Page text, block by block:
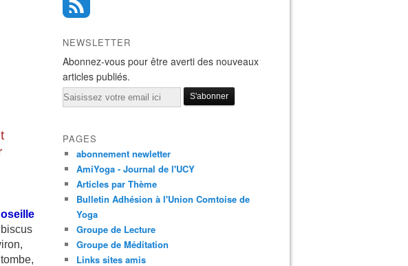
NEWSLETTER
Abonnez-vous pour être averti des nouveaux
articles publiés.
Email
PAGES
abonnement newletter
AmiYoga - Journal de l'UCY
Articles par Thème
Bulletin Adhésion à l'Union Comtoise de
Yoga
Groupe de Lecture
Groupe de Méditation
Links sites amis